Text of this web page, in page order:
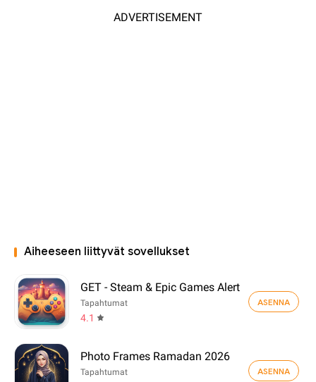
ADVERTISEMENT
Aiheeseen liittyvät sovellukset
GET - Steam & Epic Games Alert
Tapahtumat
4.1
ASENNA
Photo Frames Ramadan 2026
Tapahtumat ASENNA